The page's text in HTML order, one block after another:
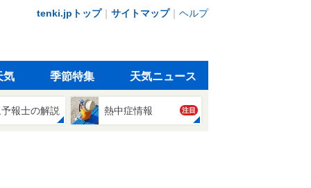
tenki.jpトップ｜ サイトマップ｜ ヘルプ
気 季節特集 天気ニュース
報士の解説 熱中症情報 注目